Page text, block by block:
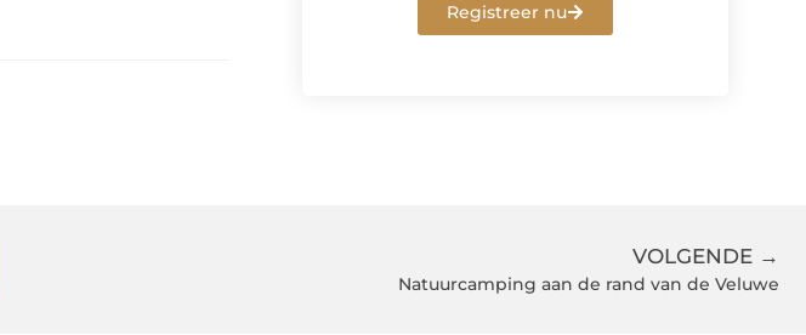
Registreer nu
VOLGENDE →
Natuurcamping aan de rand van de Veluwe